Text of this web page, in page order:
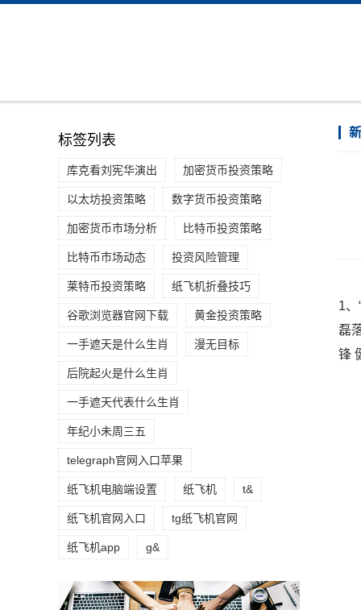
标签列表
库克看刘宪华演出 加密货币投资策略
以太坊投资策略 数字货币投资策略
加密货币市场分析 比特币投资策略
比特币市场动态 投资风险管理
莱特币投资策略 纸飞机折叠技巧
谷歌浏览器官网下载 黄金投资策略
一手遮天是什么生肖 漫无目标
后院起火是什么生肖
一手遮天代表什么生肖
年纪小未周三五
telegraph官网入口苹果
纸飞机电脑端设置 纸飞机 t&
纸飞机官网入口 tg纸飞机官网
纸飞机app g&
1
磊
锋